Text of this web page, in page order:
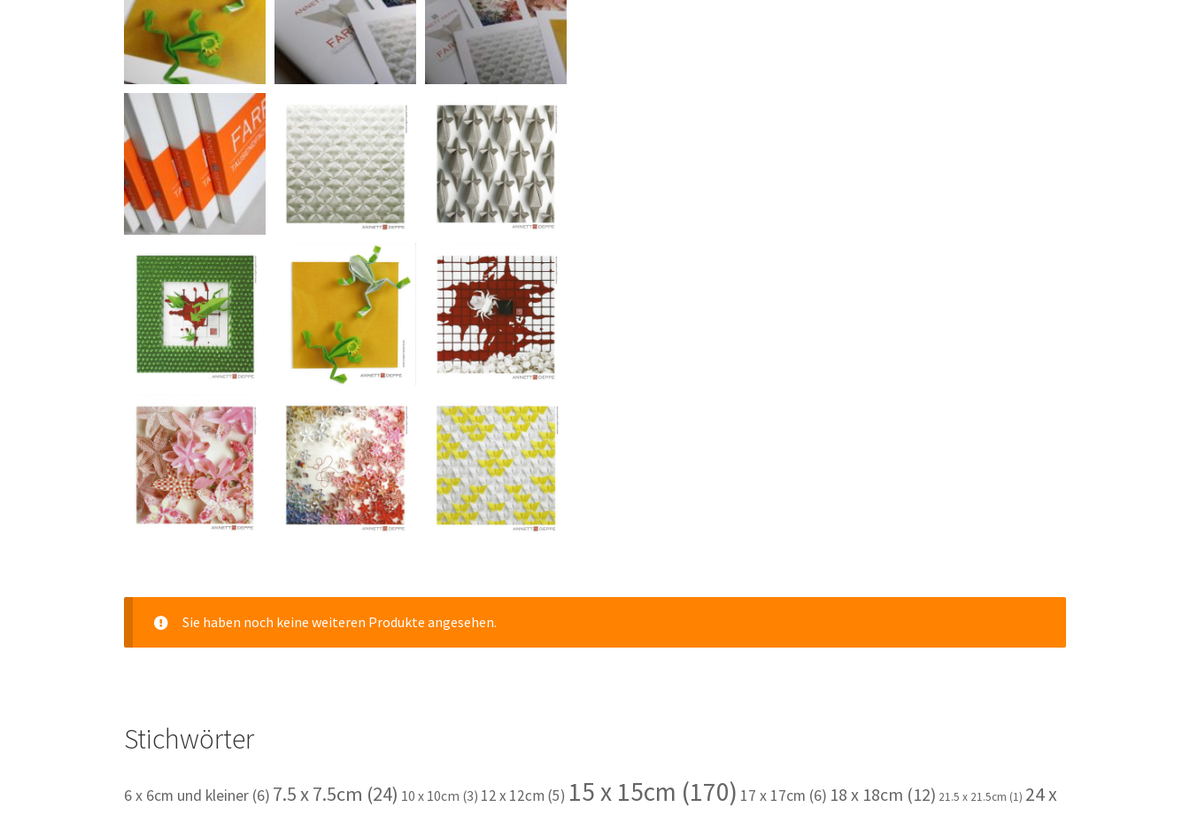
Sie haben noch keine weiteren Produkte angesehen.
Stichwörter
6 x 6cm und kleiner (6) 7.5 x 7.5cm (24) 10 x 10cm (3) 12 x 12cm (5) 15 x 15cm (170) 17 x 17cm (6) 18 x 18cm (12) 21.5 x 21.5cm (1) 24 x